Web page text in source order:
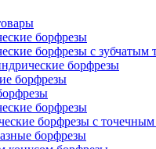
борфрезы
борфрезы с зубчатым
борфрезы
борфрезы
борфрезы
борфрезы с
борфрезы